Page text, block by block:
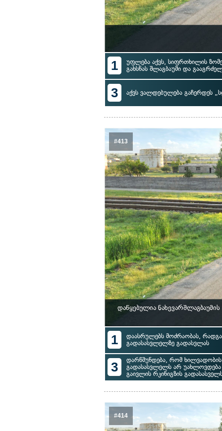
1
უფლება აქვს, სიფრთხილის
გახსნას შლაგბაუმი და
3 აქვს ვალდებულება გაჩერდეს
#413
დაწყებულია
1
დაასრულებს მოძრაობას,
გადასასვლელზე გადასვლას
3
დარწმუნდება, რომ
გადასასვლელს არ
გაივლის რკინიგზის
#414